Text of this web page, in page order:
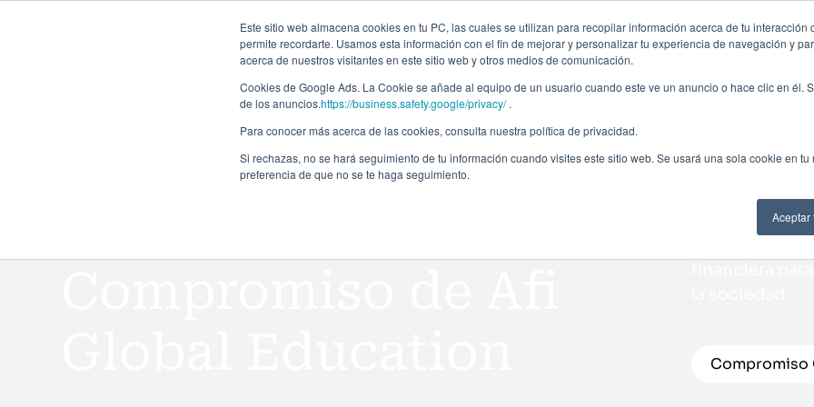
Este sitio web almacena cookies en tu PC, las cuales se utilizan para recopilar información acerca de tu interacción
permite recordarte. Usamos esta información con el fin de mejorar y personalizar tu experiencia de navegación y
acerca de nuestros visitantes en este sitio web y otros medios de comunicación.
Cookies de Google Ads. La Cookie se añade al equipo de un usuario cuando este ve un anuncio o hace clic en él.
de los anuncios.https://business.safety.google/privacy/.
Para conocer más acerca de las cookies, consulta nuestra política de privacidad.
Si rechazas, no se hará seguimiento de tu información cuando visites este sitio web. Se usará una sola cookie en
preferencia de que no se te haga seguimiento.
Aceptar
Afi Global
de las
social.
Compromiso